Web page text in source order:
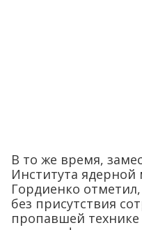
В то же время,
Института
Гордиенко
без присутствия
пропавшей